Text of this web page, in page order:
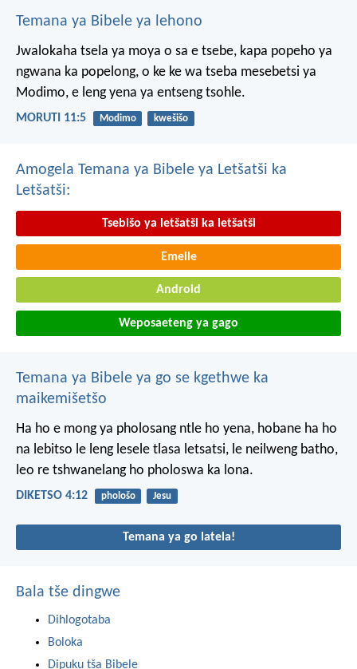
Temana ya Bibele ya lehono
Jwalokaha tsela ya moya o sa e tsebe, kapa popeho ya
ngwana ka popelong, o ke ke wa tseba mesebetsi ya
Modimo, e leng yena ya entseng tsohle.
MORUTI 11:5 Modimo kwešišo
Amogela Temana ya Bibele ya Letšatši ka
Letšatši:
Tsebišo ya letšatši ka letšatši
Emeile
Android
Weposaeteng ya gago
Temana ya Bibele ya go se kgethwe ka
maikemišetšo
Ha ho e mong ya pholosang ntle ho yena, hobane ha ho
na lebitso le leng lesele tlasa letsatsi, le neilweng batho,
leo re tshwanelang ho pholoswa ka lona.
DIKETSO 4:12 phološo Jesu
Temana ya go latela!
Bala tše dingwe
Dihlogotaba
Boloka
Dipuku tša Bibele